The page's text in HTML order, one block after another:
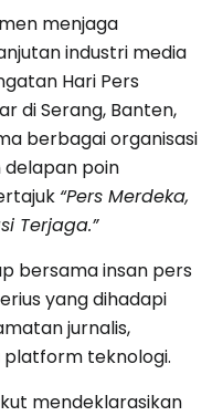
menjaga
industri media
Hari Pers
di Serang, Banten,
berbagai organisasi
delapan poin
“Pers Merdeka,
Terjaga.”
bersama insan pers
yang dihadapi
jurnalis,
platform teknologi.
mendeklarasikan